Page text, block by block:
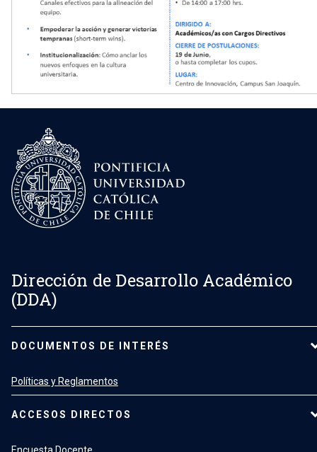
Dirección de Desarrollo Académico
(DDA)
DOCUMENTOS DE INTERÉS
Políticas y Reglamentos
ACCESOS DIRECTOS
Encuesta Docente